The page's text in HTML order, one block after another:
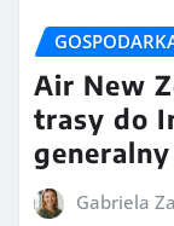
Air New
trasy do
Gabriela